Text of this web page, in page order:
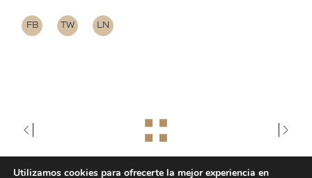
FB TW LN
Utilizamos cookies para ofrecerte la mejor experiencia en